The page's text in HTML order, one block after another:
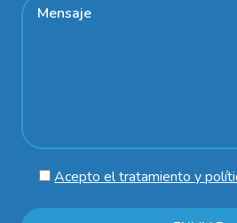
Acepto el tratamiento y